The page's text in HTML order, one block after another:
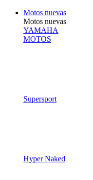
Motos nuevas
Motos nuevas
YAMAHA
MOTOS
Supersport
Hyper Naked